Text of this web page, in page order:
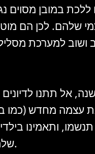
במובן מסוים
שלהם. לכן הם
ושוב למערכת
אל תתנו
עצמה מחדש (כמו
ותאמינו
שלהם. זה הכי חשוב.